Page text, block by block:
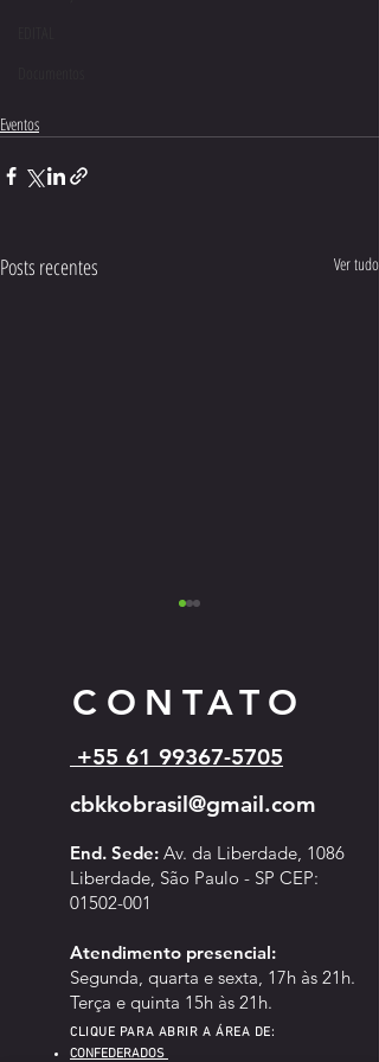
Eventos
Posts recentes Ver tudo
Campeonato Sul-Americano de
Kyokushin - 2026
CONTATO
+55 61 99367-5705
cbkkobrasil@gmail.com
End. Sede: Av. da Liberdade, 1086
Liberdade, São Paulo - SP CEP:
01502-001
Atendimento presencial:
Segunda, quarta e sexta, 17h às 21h.
Terça e quinta 15h às 21h.
CLIQUE PARA ABRIR A ÁREA DE:
CONFEDERADOS